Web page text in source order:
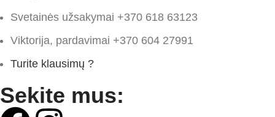
Svetainės užsakymai +370 618 63123
Viktorija, pardavimai +370 604 27991
Turite klausimų ?
Sekite mus: